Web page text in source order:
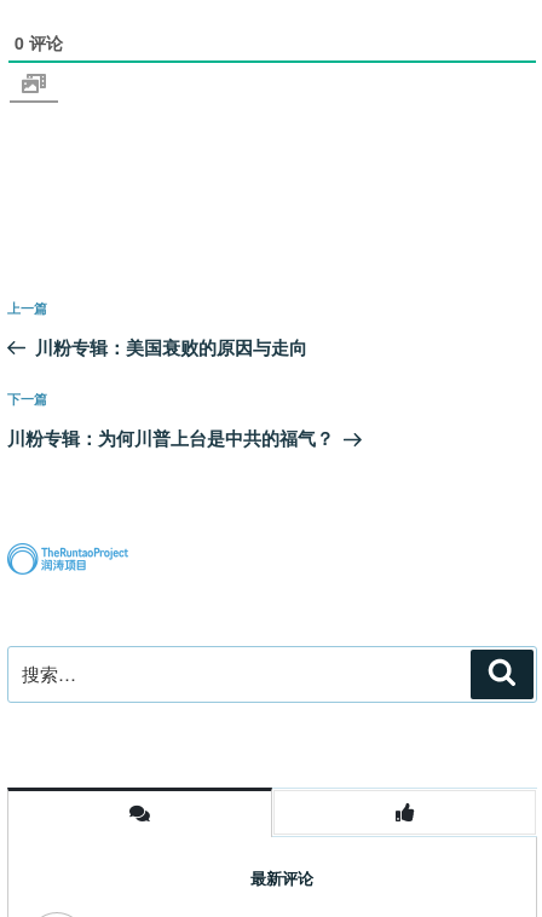
0 评论
文
导
航
上
一
文
章
上一篇
川粉专辑：美国衰败的原因与走向
下
一
下一篇
川粉专辑：为何川普上台是中共的福气？
索：
最新评论